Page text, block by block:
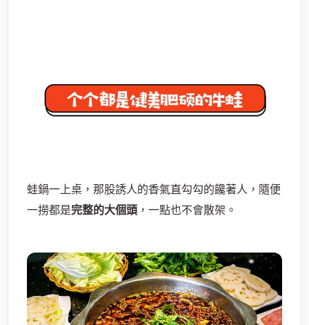
蛙鍋一上桌，那股誘人的香氣直勾勾的饞著人，隨便
一撈都是完整的大個頭 ，一點也不會散架。